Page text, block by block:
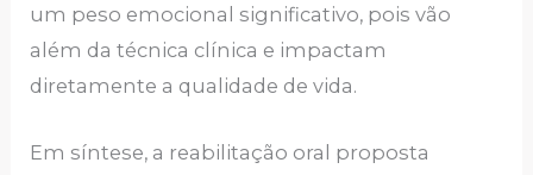
um peso emocional significativo, pois vão
além da técnica clínica e impactam
diretamente a qualidade de vida.
Em síntese, a reabilitação oral proposta